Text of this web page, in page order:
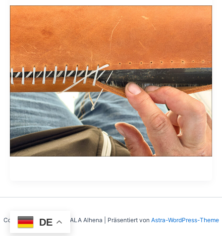
Copyright © 2026 SY MALA Alhena | Präsentiert von Astra-WordPress-Theme
DE